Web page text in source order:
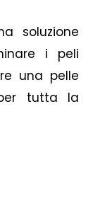
soluzione
i peli
una pelle
tutta la